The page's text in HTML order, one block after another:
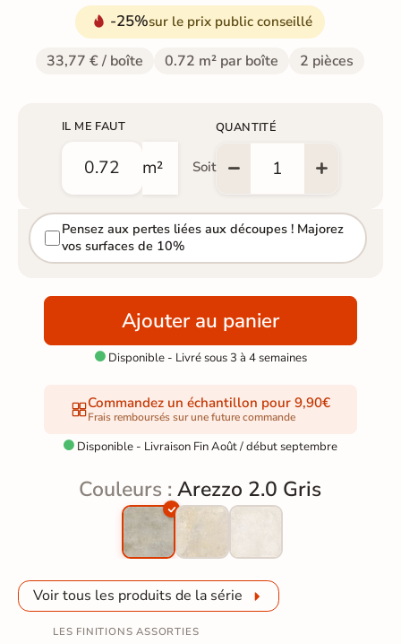
-25%sur le prix public conseillé
33,77 € / boîte 0.72 m² par boîte 2 pièces
IL ME FAUT
m² Soit
QUANTITÉ
Pensez aux pertes liées aux découpes ! Majorez
vos surfaces de 10%
Ajouter au panier
Disponible - Livré sous 3 à 4 semaines
Commandez un échantillon pour 9,90€
Frais remboursés sur une future commande
 Disponible - Livraison Fin Août / début septembre
Couleurs :Arezzo 2.0 Gris
Voir tous les produits de la série
LES FINITIONS ASSORTIES